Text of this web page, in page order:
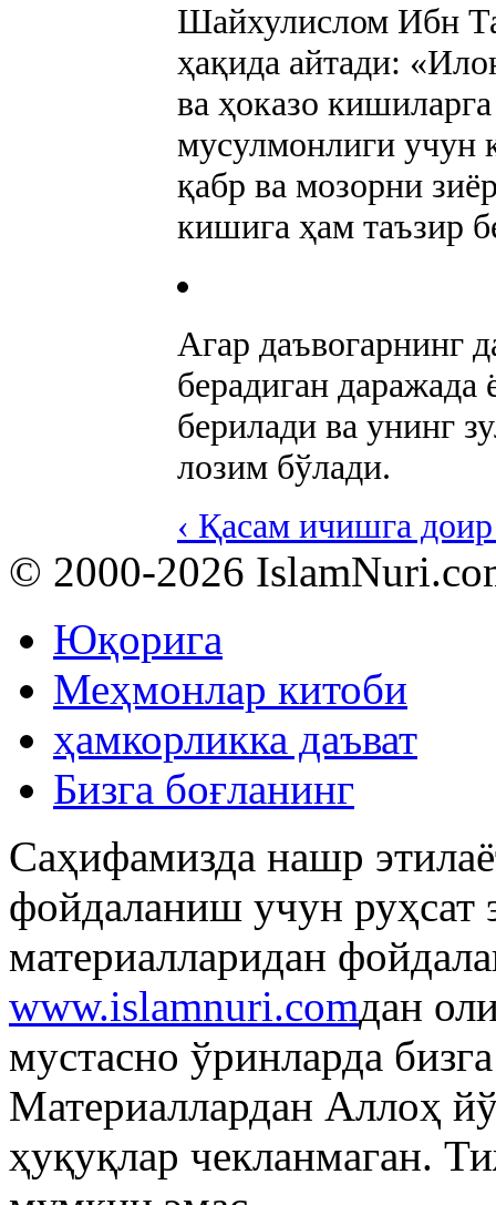
Шайхулислом Ибн
ҳақида айтади:
ва ҳоказо
мусулмонлиги учун
қабр ва мозорни
кишига ҳам таъзир
Агар даъвогарнинг
берадиган даражада
берилади ва унинг
лозим бўлади.
‹ Қасам ичишга
© 2000-2026
Юқорига
Меҳмонлар китоби
ҳамкорликка даъват
Бизга боғланинг
Саҳифамизда нашр
фойдаланиш учун руҳсат
материалларидан
www.islamnuri.comдан
мустасно ўринларда
Материаллардан Аллоҳ
ҳуқуқлар чекланмаган.